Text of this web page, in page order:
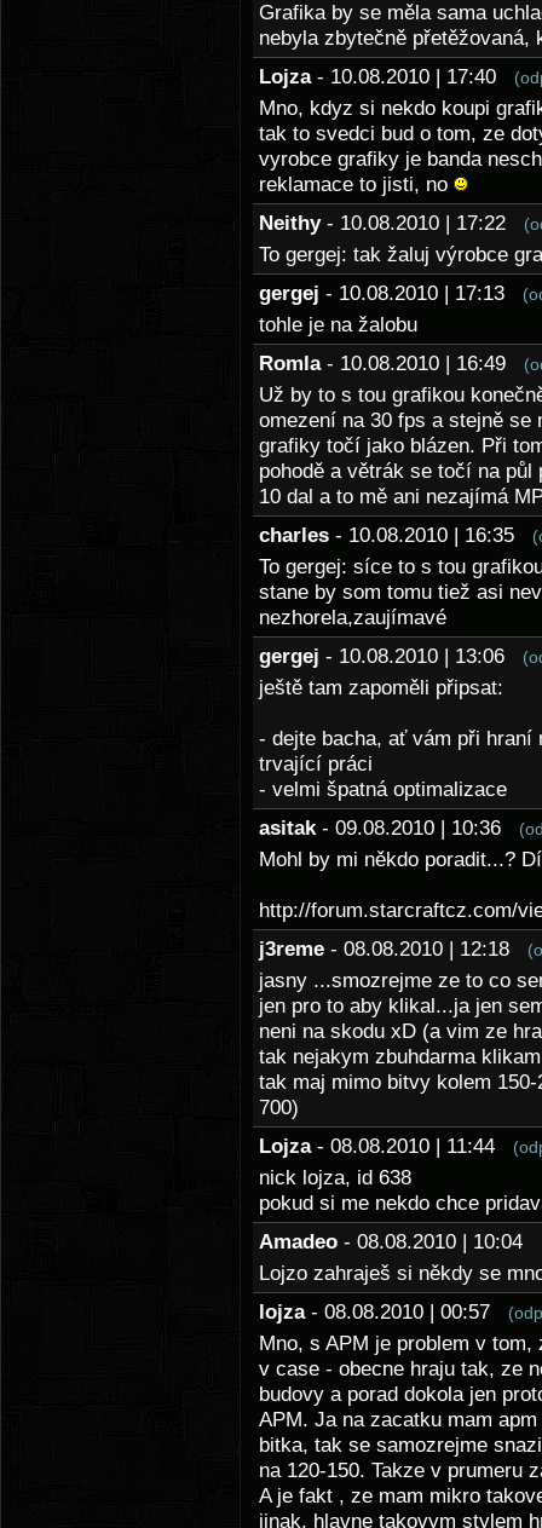
Grafika by se měla sama
nebyla zbytečně přetěžovaná,
Lojza - 10.08.2010 | 17:40
Mno, kdyz si nekdo koupi
tak to svedci bud o tom, ze
vyrobce grafiky je banda
reklamace to jisti, no
Neithy - 10.08.2010 | 17:22
To gergej: tak žaluj výrobce
gergej - 10.08.2010 | 17:13
tohle je na žalobu
Romla - 10.08.2010 | 16:49
Už by to s tou grafikou
omezení na 30 fps a stejně se
grafiky točí jako blázen. Při
pohodě a větrák se točí na
10 dal a to mě ani nezajímá
charles - 10.08.2010 | 16:35
To gergej: síce to s tou
stane by som tomu tiež asi
nezhorela,zaujímavé
gergej - 10.08.2010 | 13:06
ještě tam zapoměli připsat:
- dejte bacha, ať vám při
trvající práci
- velmi špatná optimalizace
asitak - 09.08.2010 | 10:36
Mohl by mi někdo poradit...?
http://forum.starcraftcz.com/
j3reme - 08.08.2010 | 12:18
jasny ...smozrejme ze to co
jen pro to aby klikal...ja jen
neni na skodu xD (a vim ze
tak nejakym zbuhdarma
tak maj mimo bitvy kolem
700)
Lojza - 08.08.2010 | 11:44
nick lojza, id 638
pokud si me nekdo chce
Amadeo - 08.08.2010 | 10:04
Lojzo zahraješ si někdy se
lojza - 08.08.2010 | 00:57
Mno, s APM je problem v
v case - obecne hraju tak, ze
budovy a porad dokola jen
APM. Ja na zacatku mam
bitka, tak se samozrejme
na 120-150. Takze v prumeru
A je fakt , ze mam mikro
jinak, hlavne takovym stylem